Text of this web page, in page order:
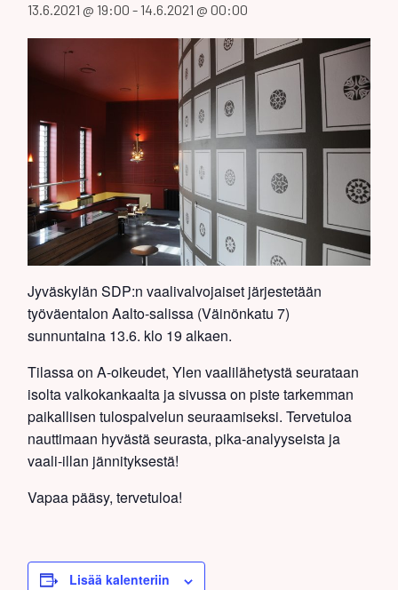
13.6.2021 @ 19:00 -14.6.2021 @ 00:00
Jyväskylän SDP:n vaalivalvojaiset järjestetään
työväentalon Aalto-salissa (Väinönkatu 7)
sunnuntaina 13.6. klo 19 alkaen.
Tilassa on A-oikeudet, Ylen vaalilähetystä seurataan
isolta valkokankaalta ja sivussa on piste tarkemman
paikallisen tulospalvelun seuraamiseksi. Tervetuloa
nauttimaan hyvästä seurasta, pika-analyyseista ja
vaali-illan jännityksestä!
Vapaa pääsy, tervetuloa!
Lisää kalenteriin